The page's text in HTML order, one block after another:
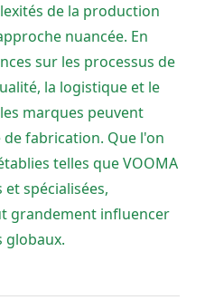
de la production
nuancée. En
sur les processus de
la logistique et le
marques peuvent
fabrication. Que l'on
telles que VOOMA
spécialisées,
grandement influencer
globaux.